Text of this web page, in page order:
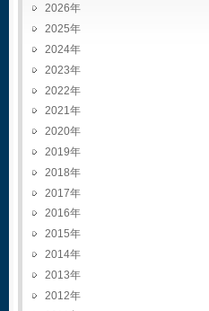
2026
2025
2024
2023
2022
2021
2020
2019
2018
2017
2016
2015
2014
2013
2012